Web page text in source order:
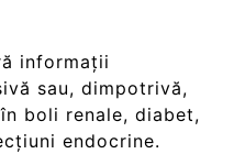
informații
sau, dimpotrivă,
boli renale, diabet,
endocrine.